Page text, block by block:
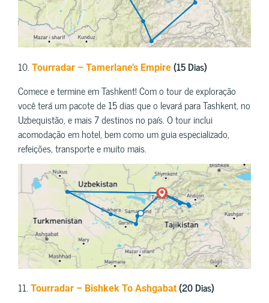
10. Tourradar – Tamerlane’s Empire (15 Dias)
Comece e termine em Tashkent! Com o tour de exploração
você terá um pacote de 15 dias que o levará para Tashkent, no
Uzbequistão, e mais 7 destinos no país. O tour inclui
acomodação em hotel, bem como um guia especializado,
refeições, transporte e muito mais.
11. Tourradar – Bishkek To Ashgabat (20 Dias)